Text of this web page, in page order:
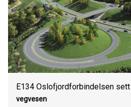
E134 Oslofjordforbindelsen sett
vegvesen